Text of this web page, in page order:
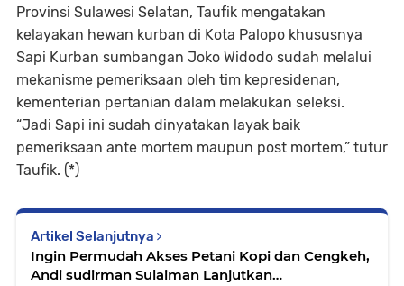
Provinsi Sulawesi Selatan, Taufik mengatakan
kelayakan hewan kurban di Kota Palopo khususnya
Sapi Kurban sumbangan Joko Widodo sudah melalui
mekanisme pemeriksaan oleh tim kepresidenan,
kementerian pertanian dalam melakukan seleksi.
“Jadi Sapi ini sudah dinyatakan layak baik
pemeriksaan ante mortem maupun post mortem,” tutur
Taufik. (*)
Artikel Selanjutnya
Ingin Permudah Akses Petani Kopi dan Cengkeh,
Andi sudirman Sulaiman Lanjutkan